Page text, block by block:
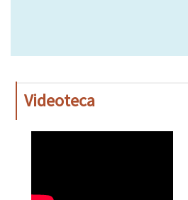
Videoteca